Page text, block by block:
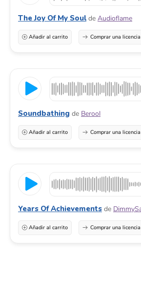
The Joy Of My Soul de Audioflame
Añadir al carrito Comprar una licencia
Soundbathing de Berool
Añadir al carrito Comprar una licencia
Years Of Achievements de
Añadir al carrito Comprar una licencia